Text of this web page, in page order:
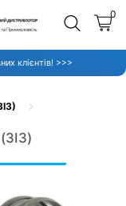
0
клієнтів! >>>